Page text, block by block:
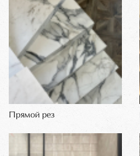
Прямой рез